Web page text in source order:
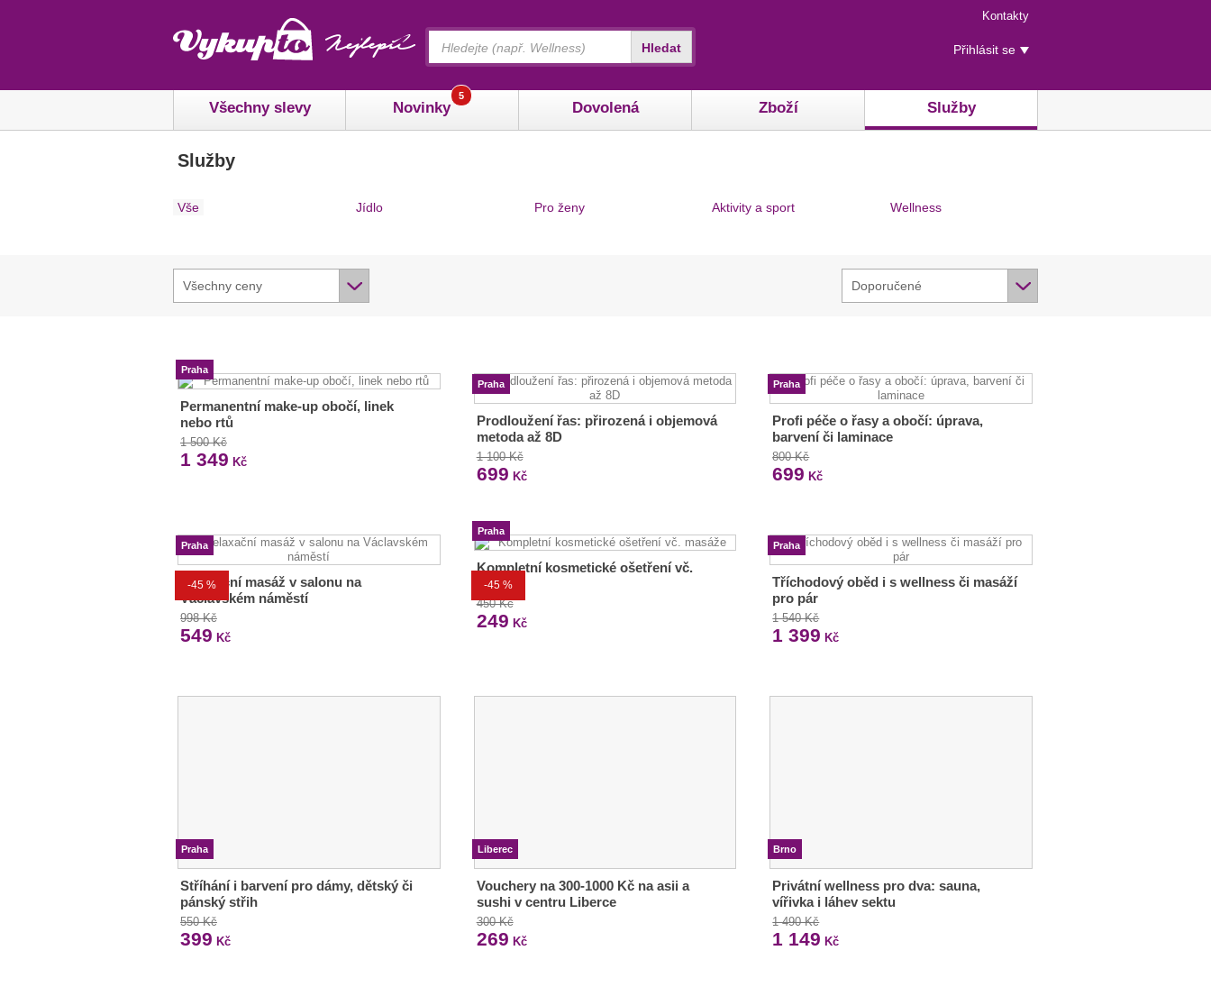
Menu
rychlého
přístupu
Kontakty
Uživatelské
menu
Přihlásit se
Všechny slevy Novinky
5
Dovolená Zboží Služby
Hledat
Služby
Vše Jídlo Pro ženy Aktivity a sport Wellness
Všechny ceny Doporučené
Praha
Permanentní make-up obočí, linek
nebo rtů
1 500 Kč
1 349 Kč
Praha
Prodloužení řas: přirozená i objemová
metoda až 8D
1 100 Kč
699 Kč
Praha
Profi péče o řasy a obočí: úprava,
barvení či laminace
800 Kč
699 Kč
-45 %
Praha
Relaxační masáž v salonu na
Václavském náměstí
998 Kč
549 Kč
-45 %
Praha
Kompletní kosmetické ošetření vč.
masáže
450 Kč
249 Kč
Praha
Tříchodový oběd i s wellness či masáží
pro pár
1 540 Kč
1 399 Kč
Praha
Stříhání i barvení pro dámy, dětský či
pánský střih
550 Kč
399 Kč
Liberec
Vouchery na 300-1000 Kč na asii a
sushi v centru Liberce
300 Kč
269 Kč
Brno
Privátní wellness pro dva: sauna,
vířivka i láhev sektu
1 490 Kč
1 149 Kč